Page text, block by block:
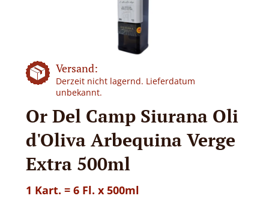
Versand:
Derzeit nicht lagernd. Lieferdatum
unbekannt.
Or Del Camp Siurana Oli
d'Oliva Arbequina Verge
Extra 500ml
1 Kart. = 6 Fl. x 500ml